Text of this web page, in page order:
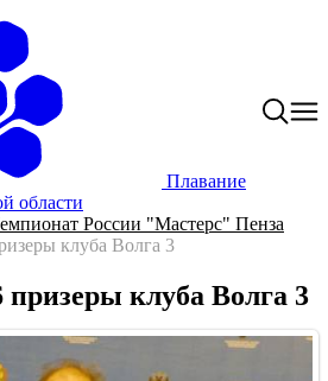
Плавание
области
России "Мастерс" Пенза
клуба Волга 3
клуба Волга 3